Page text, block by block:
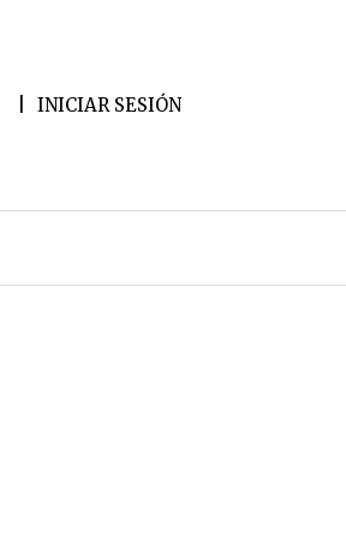
INICIAR SESIÓN